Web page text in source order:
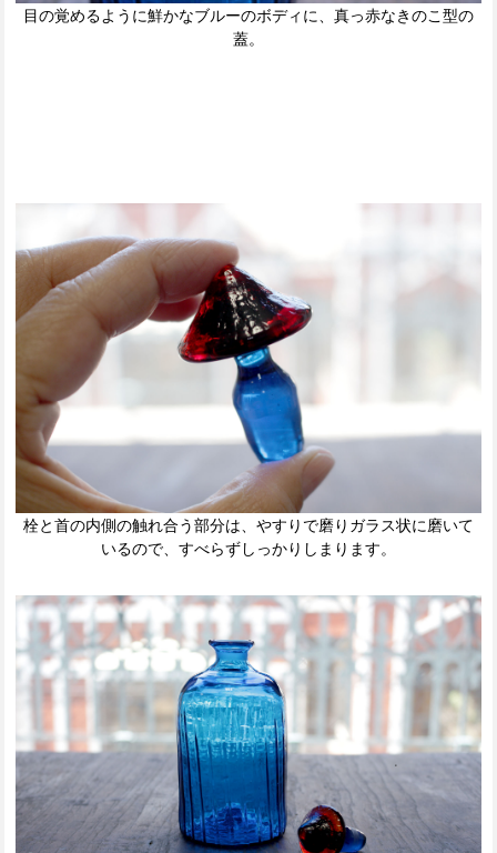
目の覚めるように鮮かなブルーのボディに、真っ赤なきのこ型の
蓋。
栓と首の内側の触れ合う部分は、やすりで磨りガラス状に磨いて
いるので、すべらずしっかりしまります。